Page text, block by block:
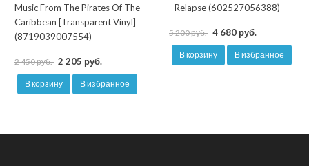
Music From The Pirates Of The
Caribbean [Transparent Vinyl]
(8719039007554)
2 450 руб. 2 205 руб.
В корзину В избранное
- Relapse (602527056388)
5 200 руб. 4 680 руб.
В корзину В избранное